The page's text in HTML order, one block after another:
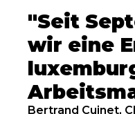
"Seit
wir eine
Bertrand Cuinet,